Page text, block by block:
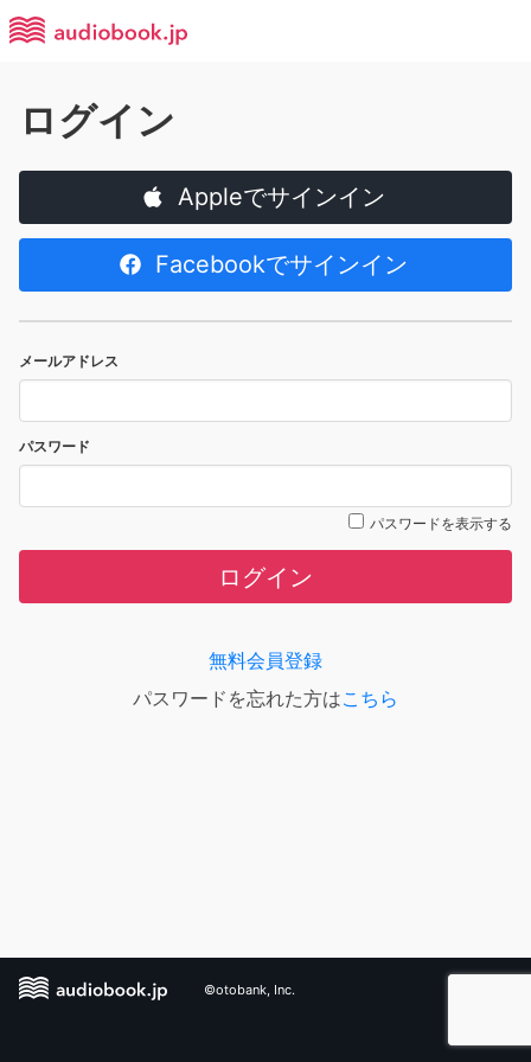
ログイン
Appleでサインイン
Facebookでサインイン
メールアドレス
パスワード
パスワードを表示する
ログイン
無料会員登録
パスワードを忘れた方はこちら
©otobank, Inc.